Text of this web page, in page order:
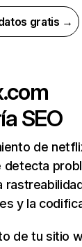
gratis →
SEO
de
detecta
y la
de tu sitio